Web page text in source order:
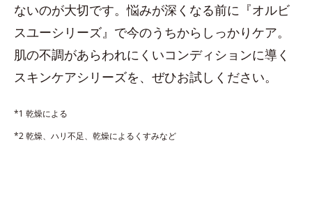
ないのが大切です。悩みが深くなる前に『オルビ
スユーシリーズ』で今のうちからしっかりケア。
肌の不調があらわれにくいコンディションに導く
スキンケアシリーズを、ぜひお試しください。
*1 乾燥による
*2 乾燥、ハリ不足、乾燥によるくすみなど